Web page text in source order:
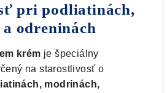
pri podliatinách,
odreninách
krém je špeciálny
na starostlivosť o
modrinách,